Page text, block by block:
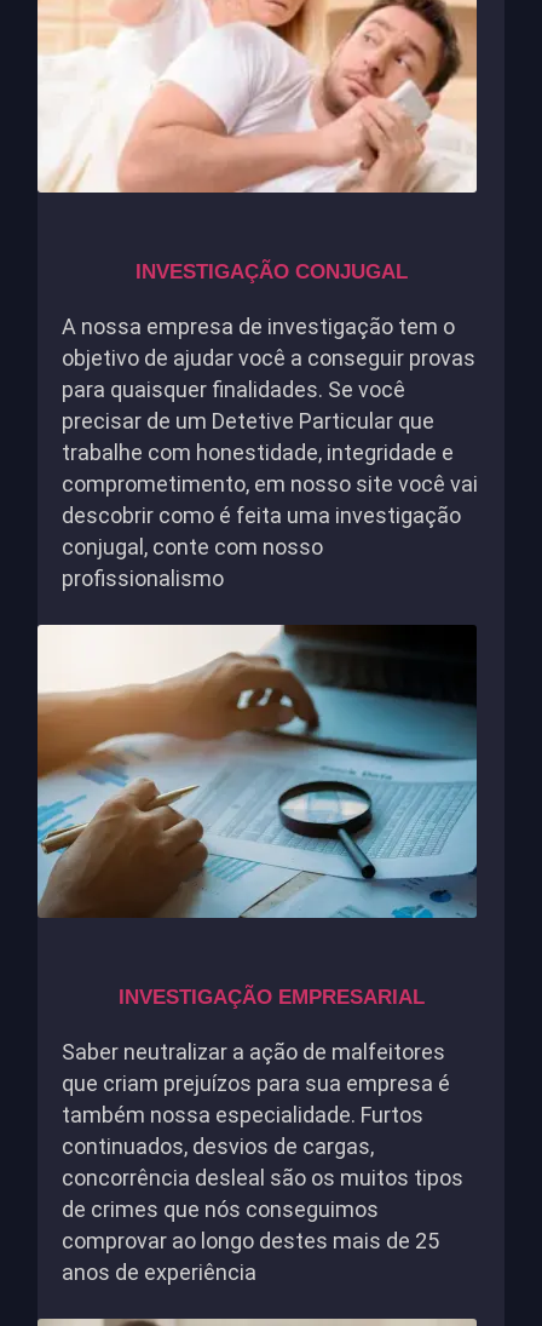
INVESTIGAÇÃO CONJUGAL
A nossa empresa de investigação tem o
objetivo de ajudar você a conseguir provas
para quaisquer finalidades. Se você
precisar de um Detetive Particular que
trabalhe com honestidade, integridade e
comprometimento, em nosso site você vai
descobrir como é feita uma investigação
conjugal, conte com nosso
profissionalismo
INVESTIGAÇÃO EMPRESARIAL
Saber neutralizar a ação de malfeitores
que criam prejuízos para sua empresa é
também nossa especialidade. Furtos
continuados, desvios de cargas,
concorrência desleal são os muitos tipos
de crimes que nós conseguimos
comprovar ao longo destes mais de 25
anos de experiência